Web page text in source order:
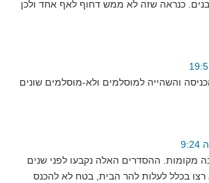
כנראה שזה לא ממש דחוף לאף אחד ולכן
והשהייה למוסלמים ולא-מוסלמים שונים
מקומות. ההסדרים האלה נקבעו לפני שנים
רצו בכלל לעלות להר הבית, בטח לא להכנס